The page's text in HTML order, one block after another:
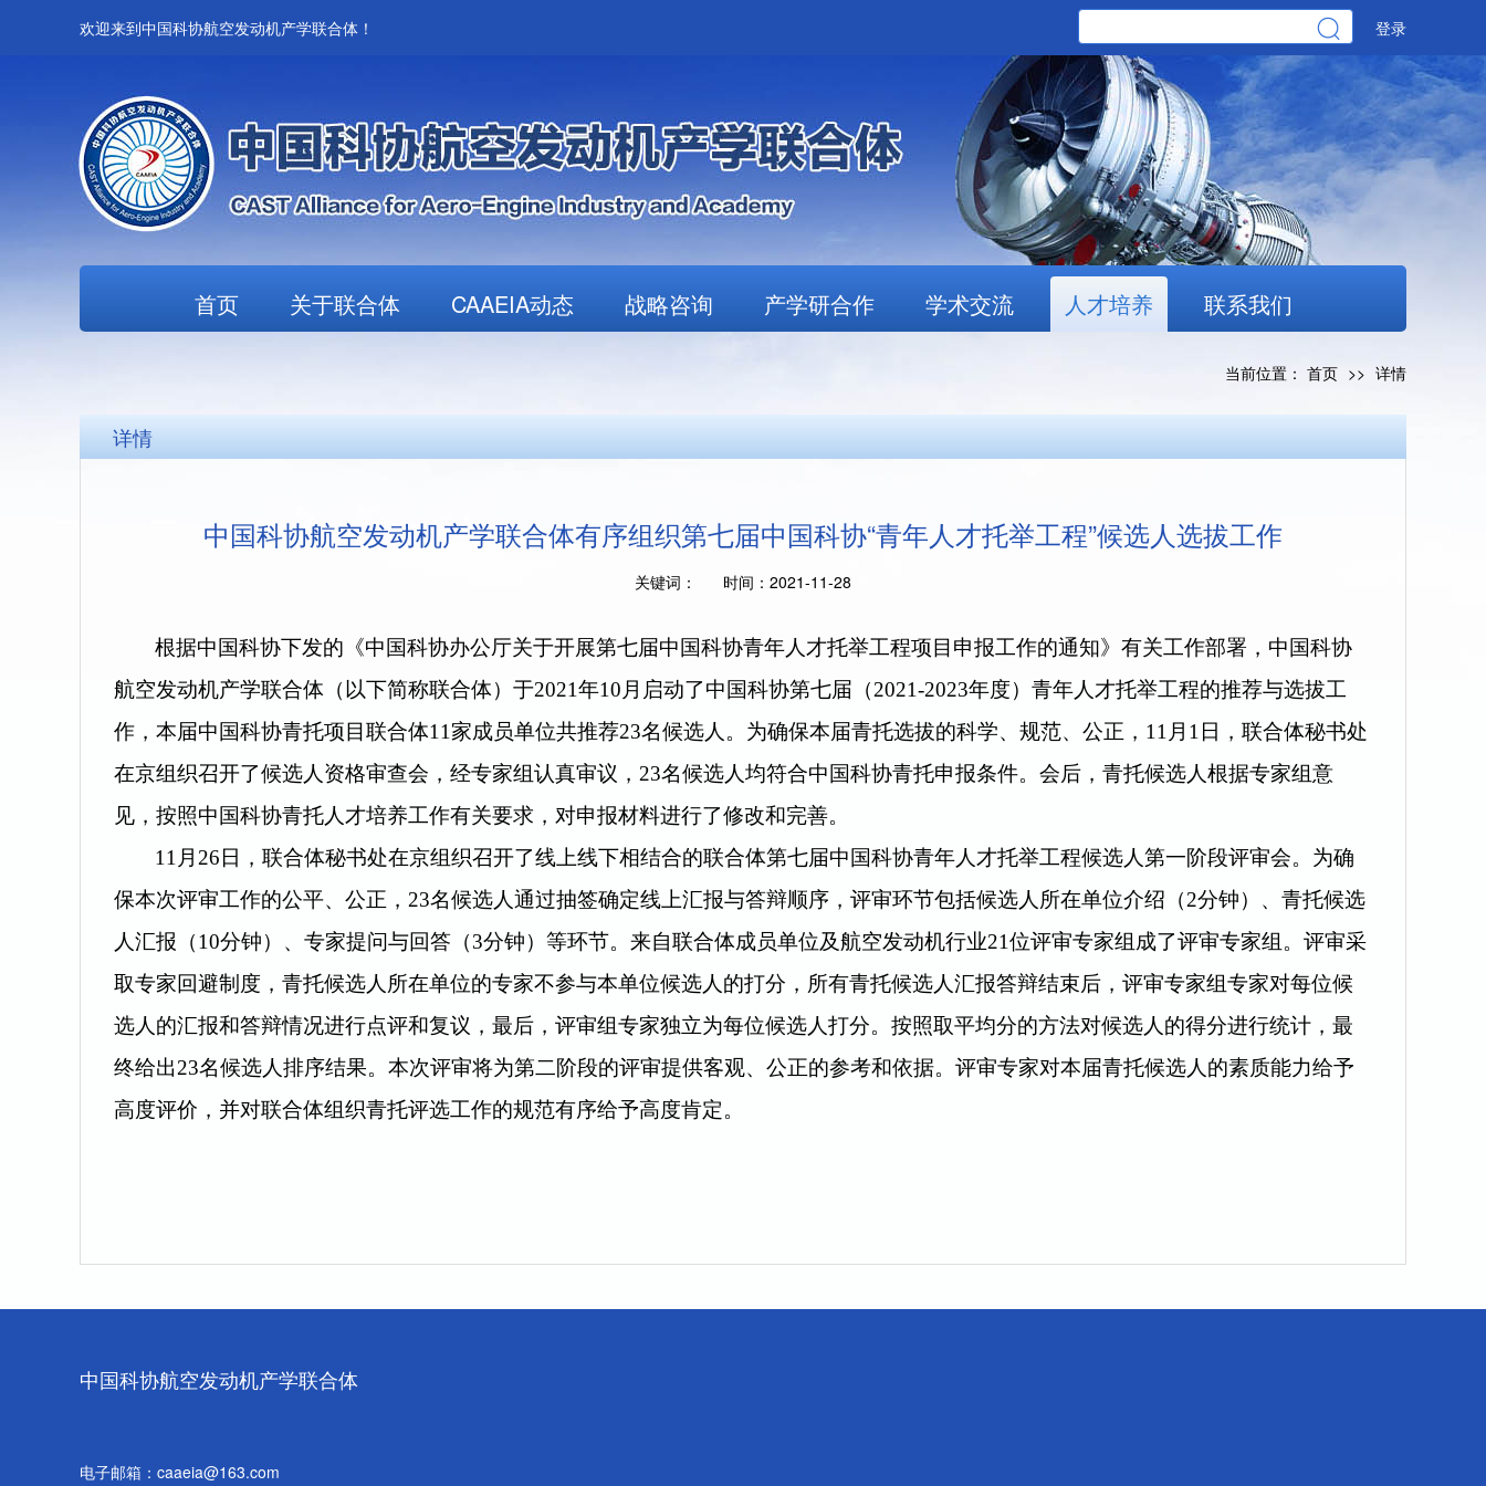
欢迎来到中国科协航空发动机产学联合体！ 登录
首页 关于联合体 CAAEIA动态 战略咨询 产学研合作 学术交流 人才培养 联系我们
当前位置： 首页 >> 详情
详情
中国科协航空发动机产学联合体有序组织第七届中国科协“青年人才托举工程”候选人选拔工作
关键词： 时间：2021-11-28
根据中国科协下发的《中国科协办公厅关于开展第七届中国科协青年人才托举工程项目申报工作的通知》有关工作部署，中国科协
航空发动机产学联合体（以下简称联合体）于2021年10月启动了中国科协第七届（2021-2023年度）青年人才托举工程的推荐与选拔工
作，本届中国科协青托项目联合体11家成员单位共推荐23名候选人。为确保本届青托选拔的科学、规范、公正，11月1日，联合体秘书处
在京组织召开了候选人资格审查会，经专家组认真审议，23名候选人均符合中国科协青托申报条件。会后，青托候选人根据专家组意
见，按照中国科协青托人才培养工作有关要求，对申报材料进行了修改和完善。
11月26日，联合体秘书处在京组织召开了线上线下相结合的联合体第七届中国科协青年人才托举工程候选人第一阶段评审会。为确
保本次评审工作的公平、公正，23名候选人通过抽签确定线上汇报与答辩顺序，评审环节包括候选人所在单位介绍（2分钟）、青托候选
人汇报（10分钟）、专家提问与回答（3分钟）等环节。来自联合体成员单位及航空发动机行业21位评审专家组成了评审专家组。评审采
取专家回避制度，青托候选人所在单位的专家不参与本单位候选人的打分，所有青托候选人汇报答辩结束后，评审专家组专家对每位候
选人的汇报和答辩情况进行点评和复议，最后，评审组专家独立为每位候选人打分。按照取平均分的方法对候选人的得分进行统计，最
终给出23名候选人排序结果。本次评审将为第二阶段的评审提供客观、公正的参考和依据。评审专家对本届青托候选人的素质能力给予
高度评价，并对联合体组织青托评选工作的规范有序给予高度肯定。
中国科协航空发动机产学联合体
电子邮箱：caaeia@163.com